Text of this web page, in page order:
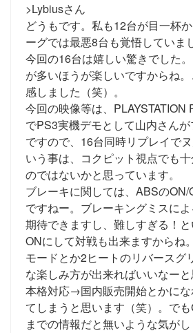
>Lybiusさん
どうもです。私も12台が目一杯
ーグでは最悪8台も覚悟していま
今回の16台は嬉しい驚きでした
が多いほうが楽しいですからね
感しました（笑）。
今回の映像等は、PLAYSTATION
でPS3実機デモとして山内さん
ですので、16台同時リプレイで
いう事は、コクピット視点でも
のではないかと思っています。
ブレーキに関しては、ABSの
ですねー。ブレーキングミスに
期待できますし、難しすぎる！
ONにして対戦も出来ますからね
モードとか2ヒートのリバースグ
な楽しみ方が出来ればいいなー
本格対応→国内販売開始とかに
てしまうと思います（笑）。で
までの情報だと無いような気がし